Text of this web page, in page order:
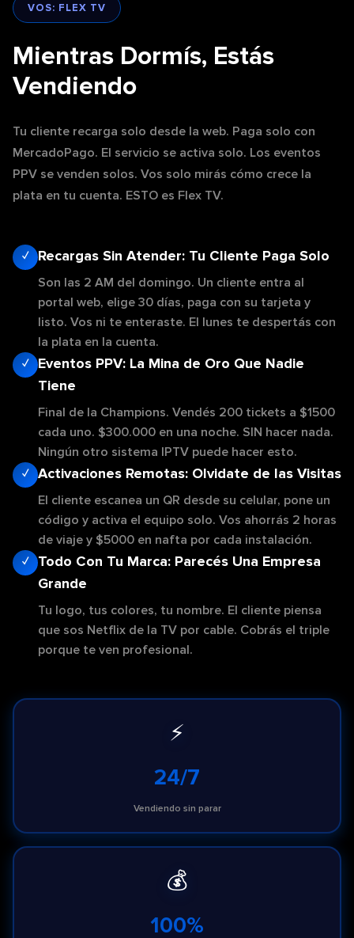
VOS: FLEX TV
Mientras Dormís, Estás
Vendiendo
Tu cliente recarga solo desde la web. Paga solo con
MercadoPago. El servicio se activa solo. Los eventos
PPV se venden solos. Vos solo mirás cómo crece la
plata en tu cuenta. ESTO es Flex TV.
✓ Recargas Sin Atender: Tu Cliente Paga Solo
Son las 2 AM del domingo. Un cliente entra al
portal web, elige 30 días, paga con su tarjeta y
listo. Vos ni te enteraste. El lunes te despertás con
la plata en la cuenta.
✓
Eventos PPV: La Mina de Oro Que Nadie
Tiene
Final de la Champions. Vendés 200 tickets a $1500
cada uno. $300.000 en una noche. SIN hacer nada.
Ningún otro sistema IPTV puede hacer esto.
✓ Activaciones Remotas: Olvidate de las Visitas
El cliente escanea un QR desde su celular, pone un
código y activa el equipo solo. Vos ahorrás 2 horas
de viaje y $5000 en nafta por cada instalación.
✓
Todo Con Tu Marca: Parecés Una Empresa
Grande
Tu logo, tus colores, tu nombre. El cliente piensa
que sos Netflix de la TV por cable. Cobrás el triple
porque te ven profesional.
⚡
24/7
Vendiendo sin parar
💰
100%